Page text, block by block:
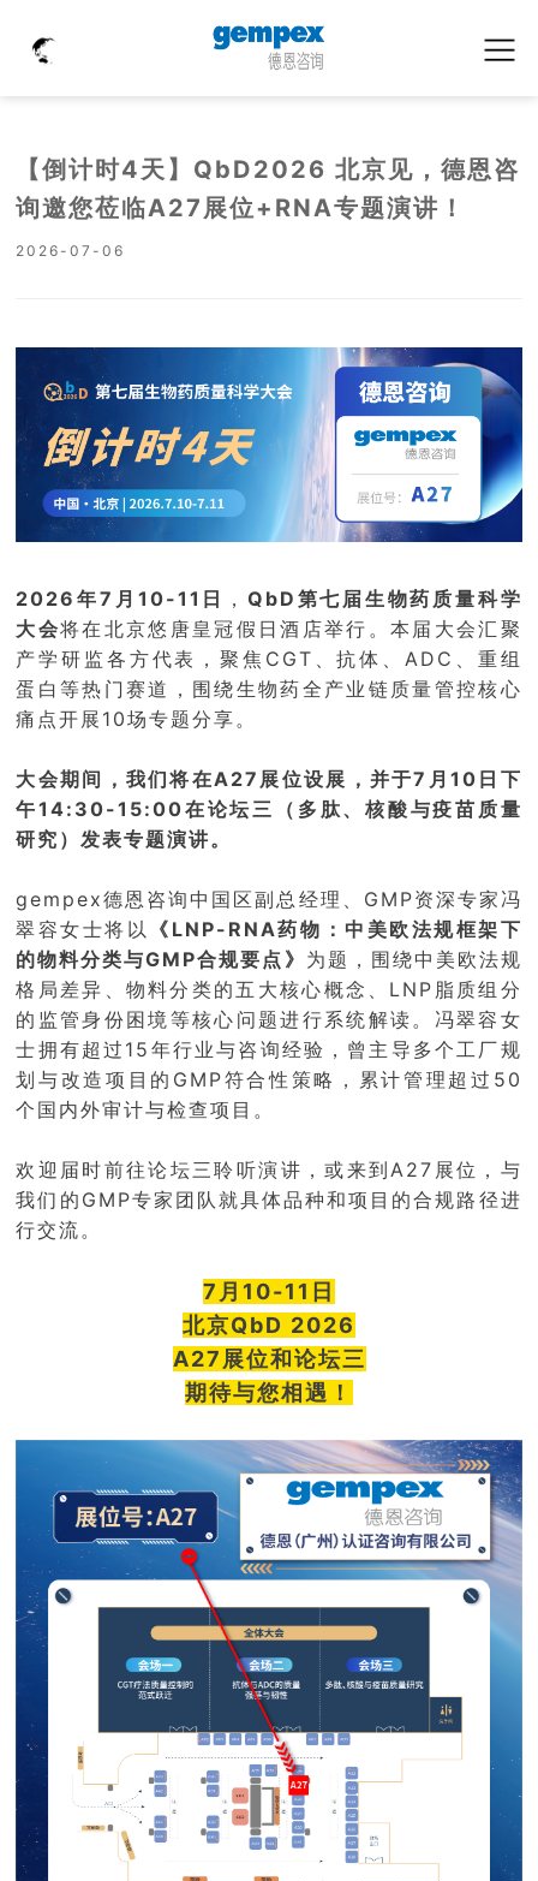
【倒计时4天】QbD2026 北京见，德恩咨
询邀您莅临A27展位+RNA专题演讲！
2026-07-06
2026年7月10-11日 ， QbD第七届生物药质量科学
大会将在北京悠唐皇冠假日酒店举行。本届大会汇聚
产学研监各方代表，聚焦CGT、抗体、ADC、重组
蛋白等热门赛道，围绕生物药全产业链质量管控核心
痛点开展10场专题分享。
大会期间，我们将在A27展位设展，并于7月10日下
午14:30-15:00在论坛三（多肽、核酸与疫苗质量
研究）发表专题演讲。
gempex德恩咨询中国区副总经理、GMP资深专家冯
翠容女士将以 《LNP-RNA药物：中美欧法规框架下
的物料分类与GMP合规要点》 为题，围绕中美欧法规
格局差异、物料分类的五大核心概念、LNP脂质组分
的监管身份困境等核心问题进行系统解读。冯翠容女
士拥有超过15年行业与咨询经验，曾主导多个工厂规
划与改造项目的GMP符合性策略，累计管理超过50
个国内外审计与检查项目。
欢迎届时前往论坛三聆听演讲，或来到A27展位，与
我们的GMP专家团队就具体品种和项目的合规路径进
行交流。
7月10-11日
北京QbD 2026
A27展位和论坛三
期待与您相遇！